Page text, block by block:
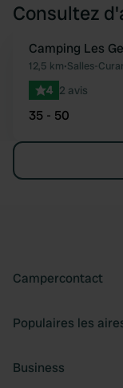
Consultez
Reserve maintenant
Camping Les
12,5 km•Salles-
4 2 avis
35 - 50
Campercontact
Populaires les
Business